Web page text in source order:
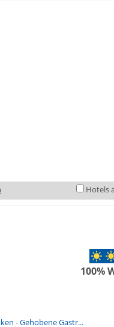
Hotels
100%
-Gehobene Gastr...